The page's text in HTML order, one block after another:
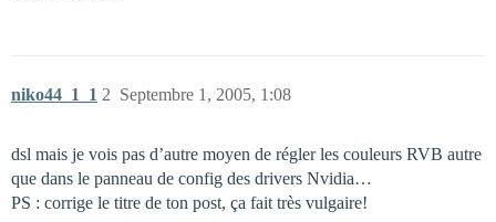
niko44_1_1 Septembre 1, 2005, 1:08
2
dsl mais je vois pas d’autre moyen de régler les couleurs RVB autre
que dans le panneau de config des drivers Nvidia…
PS : corrige le titre de ton post, ça fait très vulgaire!